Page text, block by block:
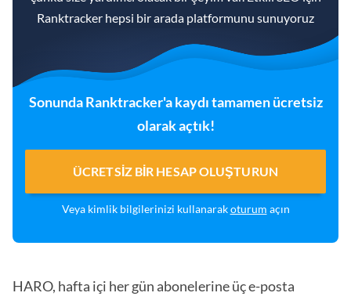
Ranktracker hepsi bir arada platformunu sunuyoruz
Sonunda Ranktracker'a kaydı tamamen ücretsiz
olarak açtık!
ÜCRETSIZ BIR HESAP OLUŞTURUN
Veya kimlik bilgilerinizi kullanarakoturum açın
HARO, hafta içi her gün abonelerine üç e-posta